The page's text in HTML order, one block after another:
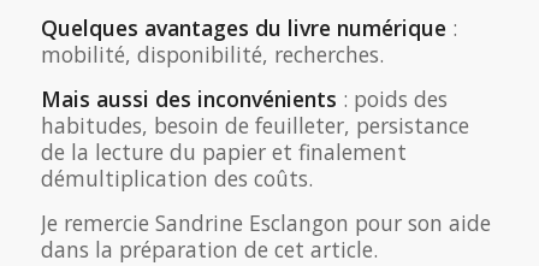
Quelques avantages du livre numérique :
mobilité, disponibilité, recherches.
Mais aussi des inconvénients : poids des
habitudes, besoin de feuilleter, persistance
de la lecture du papier et finalement
démultiplication des coûts.
Je remercie Sandrine Esclangon pour son aide
dans la préparation de cet article.